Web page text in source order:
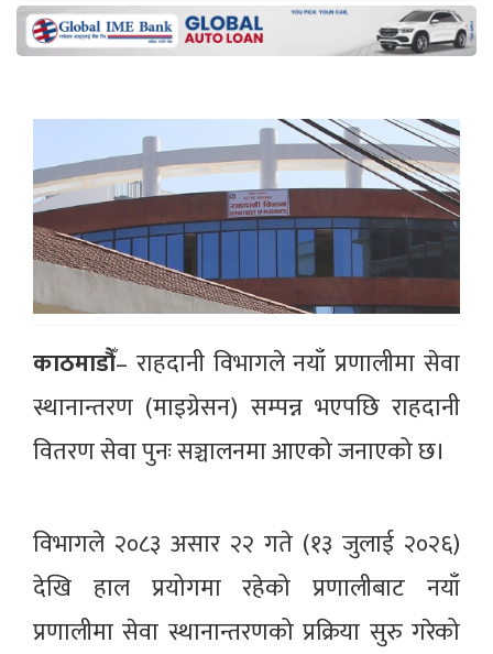
काठमाडौँ– राहदानी विभागले नयाँ प्रणालीमा सेवा
स्थानान्तरण (माइग्रेसन) सम्पन्न भएपछि राहदानी
वितरण सेवा पुनः सञ्चालनमा आएको जनाएको छ।
विभागले २०८३ असार २२ गते (१३ जुलाई २०२६)
देखि हाल प्रयोगमा रहेको प्रणालीबाट नयाँ
प्रणालीमा सेवा स्थानान्तरणको प्रक्रिया सुरु गरेको